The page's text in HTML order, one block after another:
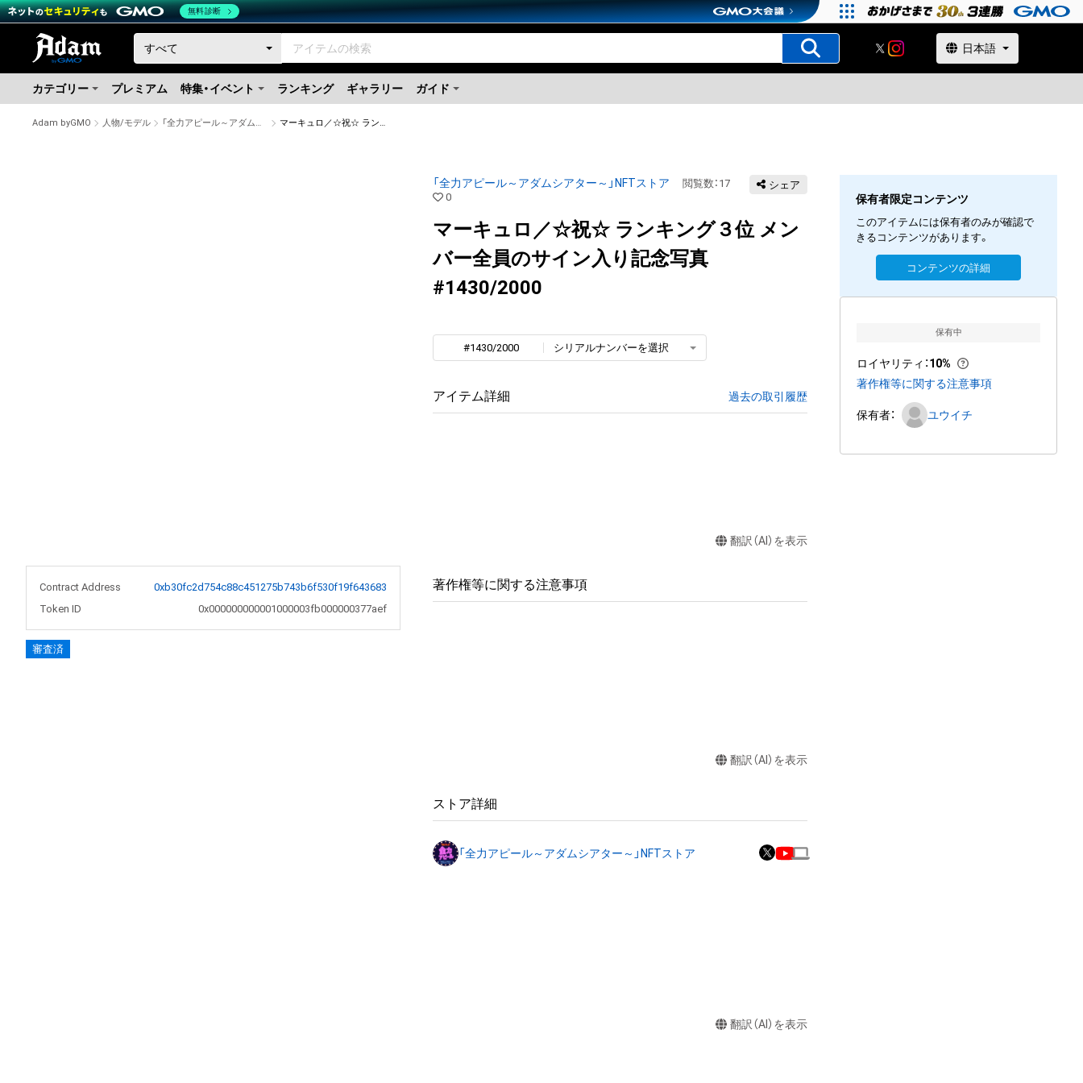
カテゴリー プレミアム 特集・イベント ランキング ギャラリー ガイド
Adam byGMO 人物/モデル 「全力アピール～アダムシアター～」NFTストア マーキュロ／☆祝☆ ランキング３位 メンバー全員のサイン入り記念写真
Contract Address
0xb30fc2d754c88c451275b743b6f530f19f643683
Token ID
0x000000000001000003fb000000377aef
審査済
「全力アピール～アダムシアター～」NFTストア 閲覧数 ： 17
0
シェア
マーキュロ／☆祝☆ ランキング３位 メン
バー全員のサイン入り記念写真
#1430/2000
#1430/2000 シリアルナンバーを選択
アイテム詳細 過去の取引履歴
翻訳（AI）を表示
著作権等に関する注意事項
翻訳（AI）を表示
ストア詳細
「全力アピール～アダムシアター～」NFTストア
翻訳（AI）を表示
保有者限定コンテンツ
このアイテムには保有者のみが確認で
きるコンテンツがあります。
コンテンツの詳細
保有中
ロイヤリティ ：10%
著作権等に関する注意事項
保有者： ユウイチ
無料診断